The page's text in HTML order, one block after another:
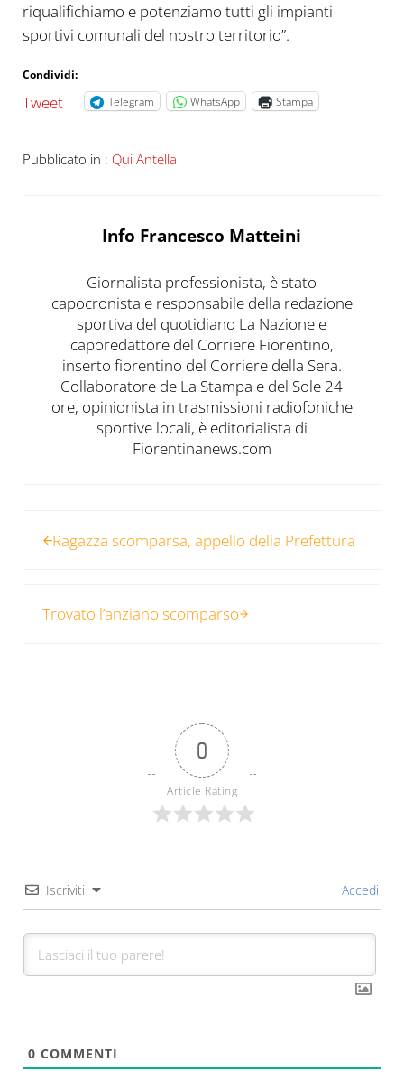
riqualifichiamo e potenziamo tutti gli impianti
sportivi comunali del nostro territorio”.
Condividi:
Tweet Telegram WhatsApp Stampa
Pubblicato in : Qui Antella
Info Francesco Matteini
Giornalista professionista, è stato
capocronista e responsabile della redazione
sportiva del quotidiano La Nazione e
caporedattore del Corriere Fiorentino,
inserto fiorentino del Corriere della Sera.
Collaboratore de La Stampa e del Sole 24
ore, opinionista in trasmissioni radiofoniche
sportive locali, è editorialista di
Fiorentinanews.com
Ragazza scomparsa, appello della Prefettura
Trovato l’anziano scomparso
0
Article Rating
Iscriviti Accedi
0 COMMENTI